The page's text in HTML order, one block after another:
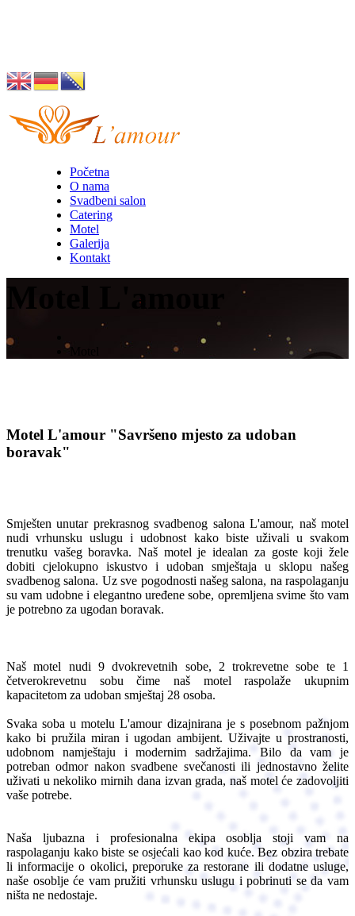
Početna
O nama
Svadbeni salon
Catering
Motel
Galerija
Kontakt
Motel L'amour
Motel L'amour "Savršeno mjesto za udoban
boravak"
Smješten unutar prekrasnog svadbenog salona L'amour, naš motel
nudi vrhunsku uslugu i udobnost kako biste uživali u svakom
trenutku vašeg boravka. Naš motel je idealan za goste koji žele
dobiti cjelokupno iskustvo i udoban smještaja u sklopu našeg
svadbenog salona. Uz sve pogodnosti našeg salona, na raspolaganju
su vam udobne i elegantno uređene sobe, opremljena svime što vam
je potrebno za ugodan boravak.
Naš motel nudi 9 dvokrevetnih sobe, 2 trokrevetne sobe te 1
četverokrevetnu sobu čime naš motel raspolaže ukupnim
kapacitetom za udoban smještaj 28 osoba.
Svaka soba u motelu L'amour dizajnirana je s posebnom pažnjom
kako bi pružila miran i ugodan ambijent. Uživajte u prostranosti,
udobnom namještaju i modernim sadržajima. Bilo da vam je
potreban odmor nakon svadbene svečanosti ili jednostavno želite
uživati u nekoliko mirnih dana izvan grada, naš motel će zadovoljiti
vaše potrebe.
Naša ljubazna i profesionalna ekipa osoblja stoji vam na
raspolaganju kako biste se osjećali kao kod kuće. Bez obzira trebate
li informacije o okolici, preporuke za restorane ili dodatne usluge,
naše osoblje će vam pružiti vrhunsku uslugu i pobrinuti se da vam
ništa ne nedostaje.